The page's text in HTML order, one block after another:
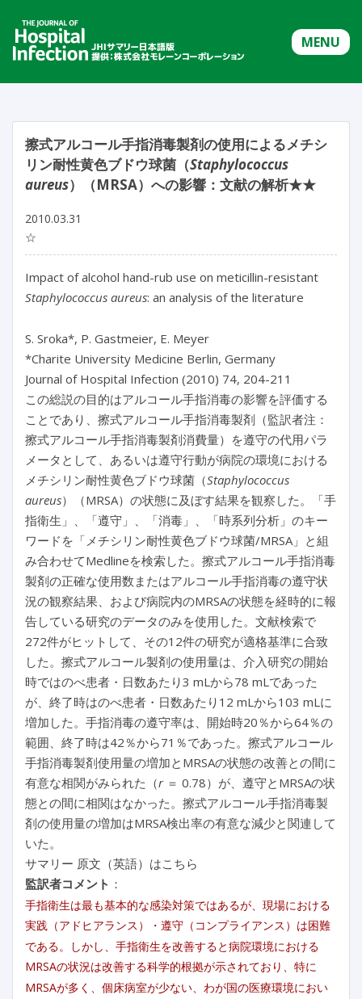
MENU
擦式アルコール手指消毒製剤の使用によるメチシ
リン耐性黄色ブドウ球菌（Staphylococcus
aureus）（MRSA）への影響：文献の解析★★
2010.03.31
☆
Impact of alcohol hand-rub use on meticillin-resistant
Staphylococcus aureus: an analysis of the literature
S. Sroka*, P. Gastmeier, E. Meyer
*Charite University Medicine Berlin, Germany
Journal of Hospital Infection (2010) 74, 204-211
この総説の目的はアルコール手指消毒の影響を評価する
ことであり、擦式アルコール手指消毒製剤（監訳者注：
擦式アルコール手指消毒製剤消費量）を遵守の代用パラ
メータとして、あるいは遵守行動が病院の環境における
メチシリン耐性黄色ブドウ球菌（Staphylococcus
aureus）（MRSA）の状態に及ぼす結果を観察した。「手
指衛生」、「遵守」、「消毒」、「時系列分析」のキー
ワードを「メチシリン耐性黄色ブドウ球菌/MRSA」と組
み合わせてMedlineを検索した。擦式アルコール手指消毒
製剤の正確な使用数またはアルコール手指消毒の遵守状
況の観察結果、および病院内のMRSAの状態を経時的に報
告している研究のデータのみを使用した。文献検索で
272件がヒットして、その12件の研究が適格基準に合致
した。擦式アルコール製剤の使用量は、介入研究の開始
時ではのべ患者・日数あたり3 mLから78 mLであった
が、終了時はのべ患者・日数あたり12 mLから103 mLに
増加した。手指消毒の遵守率は、開始時20％から64％の
範囲、終了時は42％から71％であった。擦式アルコール
手指消毒製剤使用量の増加とMRSAの状態の改善との間に
有意な相関がみられた（r＝ 0.78）が、遵守とMRSAの状
態との間に相関はなかった。擦式アルコール手指消毒製
剤の使用量の増加はMRSA検出率の有意な減少と関連して
いた。
サマリー 原文（英語）はこちら
監訳者コメント ：
手指衛生は最も基本的な感染対策ではあるが、現場における
実践（アドヒアランス）・遵守（コンプライアンス）は困難
である。しかし、手指衛生を改善すると病院環境における
MRSAの状況は改善する科学的根拠が示されており、特に
MRSAが多く、個床病室が少ない、わが国の医療環境におい